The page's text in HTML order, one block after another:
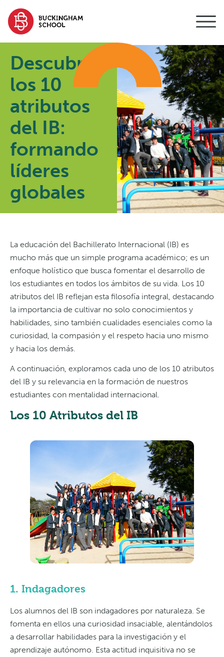
contenido
Descubre
los 10
atributos
del IB:
formando
líderes
globales
La educación del Bachillerato Internacional (IB) es
mucho más que un simple programa académico; es un
enfoque holístico que busca fomentar el desarrollo de
los estudiantes en todos los ámbitos de su vida. Los 10
atributos del IB reflejan esta filosofía integral, destacando
la importancia de cultivar no solo conocimientos y
habilidades, sino también cualidades esenciales como la
curiosidad, la compasión y el respeto hacia uno mismo
y hacia los demás.
A continuación, exploramos cada uno de los 10 atributos
del IB y su relevancia en la formación de nuestros
estudiantes con mentalidad internacional.
Los 10 Atributos del IB
1. Indagadores
Los alumnos del IB son indagadores por naturaleza. Se
fomenta en ellos una curiosidad insaciable, alentándolos
a desarrollar habilidades para la investigación y el
aprendizaje autónomo. Esta actitud inquisitiva no se